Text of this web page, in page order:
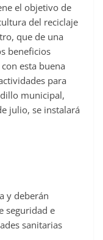
el objetivo de
del reciclaje
que de una
beneficios
esta buena
para
municipal,
julio, se instalará
y deberán
seguridad e
sanitarias